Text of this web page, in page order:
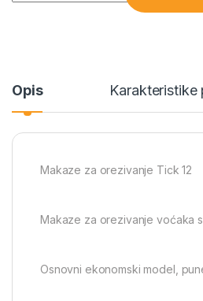
Opis Karakteristike
Makaze za orezivanje Tick 12
Makaze za orezivanje voćaka
Osnovni ekonomski model,